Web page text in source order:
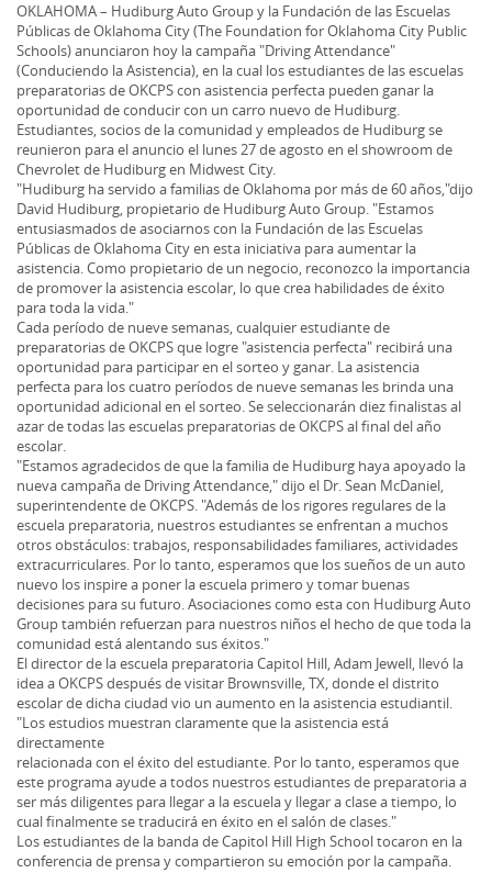
OKLAHOMA – Hudiburg Auto Group y la Fundación de las Escuelas
Públicas de Oklahoma City (The Foundation for Oklahoma City Public
Schools) anunciaron hoy la campaña "Driving Attendance"
(Conduciendo la Asistencia), en la cual los estudiantes de las escuelas
preparatorias de OKCPS con asistencia perfecta pueden ganar la
oportunidad de conducir con un carro nuevo de Hudiburg.
Estudiantes, socios de la comunidad y empleados de Hudiburg se
reunieron para el anuncio el lunes 27 de agosto en el showroom de
Chevrolet de Hudiburg en Midwest City.
"Hudiburg ha servido a familias de Oklahoma por más de 60 años,"dijo
David Hudiburg, propietario de Hudiburg Auto Group. "Estamos
entusiasmados de asociarnos con la Fundación de las Escuelas
Públicas de Oklahoma City en esta iniciativa para aumentar la
asistencia. Como propietario de un negocio, reconozco la importancia
de promover la asistencia escolar, lo que crea habilidades de éxito
para toda la vida."
Cada período de nueve semanas, cualquier estudiante de
preparatorias de OKCPS que logre "asistencia perfecta" recibirá una
oportunidad para participar en el sorteo y ganar. La asistencia
perfecta para los cuatro períodos de nueve semanas les brinda una
oportunidad adicional en el sorteo. Se seleccionarán diez finalistas al
azar de todas las escuelas preparatorias de OKCPS al final del año
escolar.
"Estamos agradecidos de que la familia de Hudiburg haya apoyado la
nueva campaña de Driving Attendance," dijo el Dr. Sean McDaniel,
superintendente de OKCPS. "Además de los rigores regulares de la
escuela preparatoria, nuestros estudiantes se enfrentan a muchos
otros obstáculos: trabajos, responsabilidades familiares, actividades
extracurriculares. Por lo tanto, esperamos que los sueños de un auto
nuevo los inspire a poner la escuela primero y tomar buenas
decisiones para su futuro. Asociaciones como esta con Hudiburg Auto
Group también refuerzan para nuestros niños el hecho de que toda la
comunidad está alentando sus éxitos."
El director de la escuela preparatoria Capitol Hill, Adam Jewell, llevó la
idea a OKCPS después de visitar Brownsville, TX, donde el distrito
escolar de dicha ciudad vio un aumento en la asistencia estudiantil.
"Los estudios muestran claramente que la asistencia está
directamente
relacionada con el éxito del estudiante. Por lo tanto, esperamos que
este programa ayude a todos nuestros estudiantes de preparatoria a
ser más diligentes para llegar a la escuela y llegar a clase a tiempo, lo
cual finalmente se traducirá en éxito en el salón de clases."
Los estudiantes de la banda de Capitol Hill High School tocaron en la
conferencia de prensa y compartieron su emoción por la campaña.